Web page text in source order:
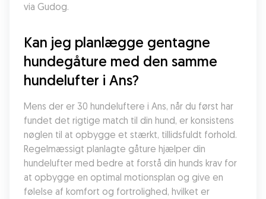
via Gudog.
Kan jeg planlægge gentagne
hundegåture med den samme
hundelufter i Ans?
Mens der er 30 hundeluftere i Ans, når du først har
fundet det rigtige match til din hund, er konsistens
nøglen til at opbygge et stærkt, tillidsfuldt forhold.
Regelmæssigt planlagte gåture hjælper din
hundelufter med bedre at forstå din hunds krav for
at opbygge en optimal motionsplan og give en
følelse af komfort og fortrolighed, hvilket er